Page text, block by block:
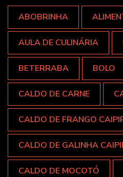
ABOBRINHA
AULA DE CULINÁRIA
BETERRABA BOLO
CALDO DE CARNE
CALDO DE FRANGO
CALDO DE GALINHA
CALDO DE MOCOTÓ